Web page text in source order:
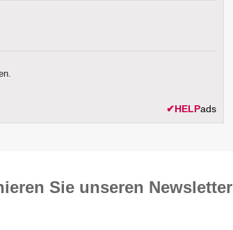
✔HELPads
Sie unseren News­letter